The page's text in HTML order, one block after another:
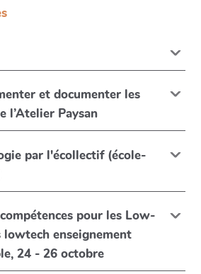
et documenter les
l’Atelier Paysan
par l'écollectif (école-
pour les Low-
lowtech enseignement
24 - 26 octobre